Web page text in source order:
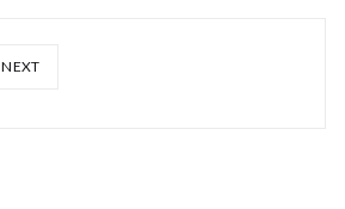
NEXT